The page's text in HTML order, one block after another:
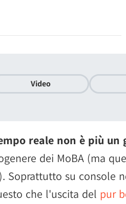
Video
reale non è più un
dei MoBA (ma
Soprattutto su console
che l'uscita del pur